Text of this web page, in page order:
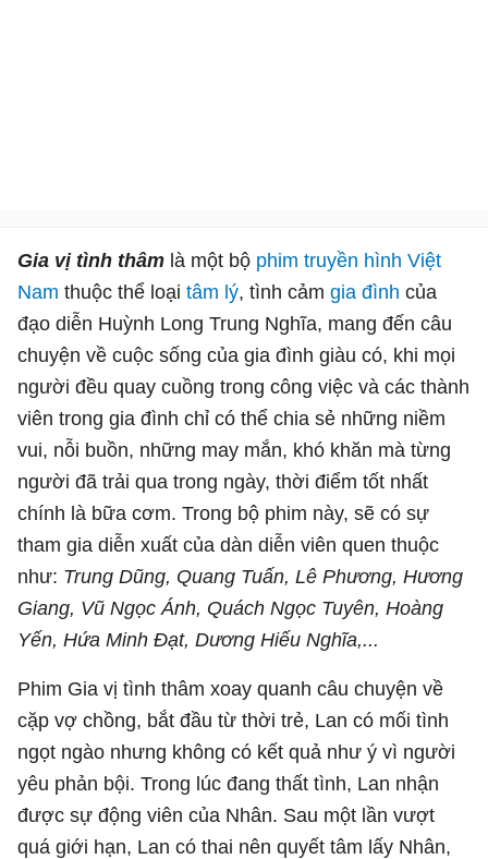
Gia vị tình thâm là một bộ phim truyền hình Việt
Nam thuộc thể loại tâm lý, tình cảm gia đình của
đạo diễn Huỳnh Long Trung Nghĩa, mang đến câu
chuyện về cuộc sống của gia đình giàu có, khi mọi
người đều quay cuồng trong công việc và các thành
viên trong gia đình chỉ có thể chia sẻ những niềm
vui, nỗi buồn, những may mắn, khó khăn mà từng
người đã trải qua trong ngày, thời điểm tốt nhất
chính là bữa cơm. Trong bộ phim này, sẽ có sự
tham gia diễn xuất của dàn diễn viên quen thuộc
như: Trung Dũng, Quang Tuấn, Lê Phương, Hương
Giang, Vũ Ngọc Ánh, Quách Ngọc Tuyên, Hoàng
Yến, Hứa Minh Đạt, Dương Hiếu Nghĩa,...
Phim Gia vị tình thâm xoay quanh câu chuyện về
cặp vợ chồng, bắt đầu từ thời trẻ, Lan có mối tình
ngọt ngào nhưng không có kết quả như ý vì người
yêu phản bội. Trong lúc đang thất tình, Lan nhận
được sự động viên của Nhân. Sau một lần vượt
quá giới hạn, Lan có thai nên quyết tâm lấy Nhân,